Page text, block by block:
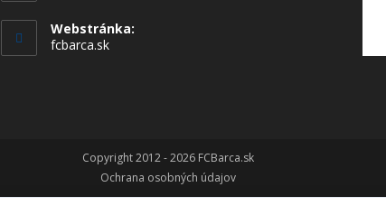
Webstránka:
fcbarca.sk
Copyright 2012 - 2026 FCBarca.sk
Ochrana osobných údajov